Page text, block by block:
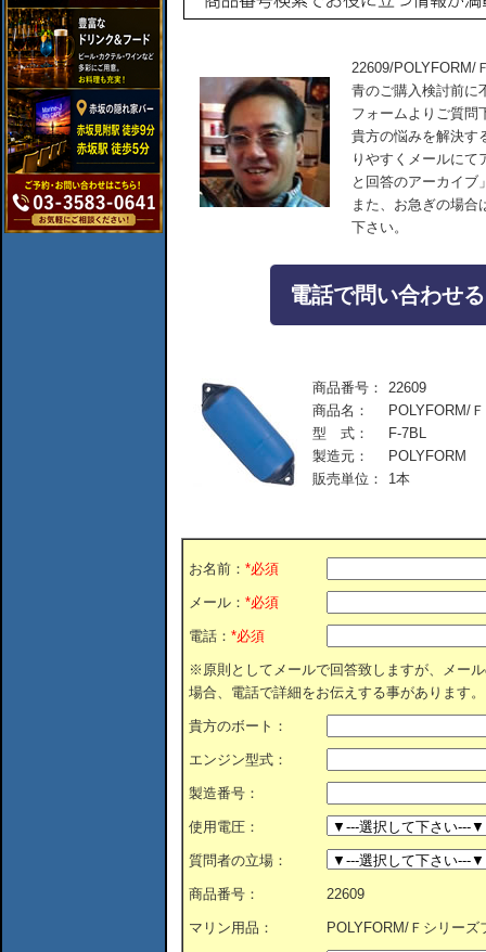
22609/POLYFORM/
青のご購入検討前に
フォームよりご質問
貴方の悩みを解決す
りやすくメールにて
と回答のアーカイブ
また、お急ぎの場合
下さい。
電話で問い合わせ
商品番号：
22609
商品名：
POLYFORM/
型 式：
F-7BL
製造元：
POLYFORM
販売単位：
1本
お名前： *必須
メール： *必須
電話： *必須
※原則としてメールで回答致しますが、メー
場合、電話で詳細をお伝えする事があります。
貴方のボート：
エンジン型式：
製造番号：
使用電圧：
質問者の立場：
商品番号： 22609
マリン用品： POLYFORM/Ｆシリー